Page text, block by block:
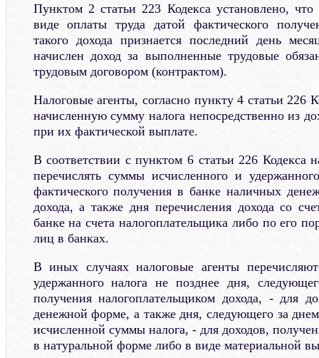
Пунктом 2 статьи 223 Кодекса установлено,
виде оплаты труда датой фактического
такого дохода признается последний день
начислен доход за выполненные трудовые
трудовым договором (контрактом).
Налоговые агенты, согласно пункту 4 статьи 226
начисленную сумму налога непосредственно из
при их фактической выплате.
В соответствии с пунктом 6 статьи 226 Кодекса
перечислять суммы исчисленного и
фактического получения в банке наличных
дохода, а также дня перечисления дохода со
банке на счета налогоплательщика либо по его
лиц в банках.
В иных случаях налоговые агенты
удержанного налога не позднее дня,
получения налогоплательщиком дохода, - для
денежной форме, а также дня, следующего за
исчисленной суммы налога, - для доходов,
в натуральной форме либо в виде материальной